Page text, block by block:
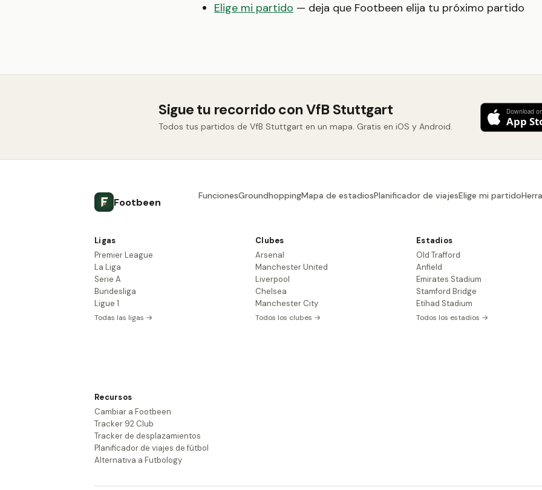
Elige mi partido — deja que Footbeen elija tu próximo partido
Sigue tu recorrido con VfB Stuttgart
Todos tus partidos de VfB Stuttgart en un mapa. Gratis en iOS y Android.
Footbeen
FuncionesGroundhoppingMapa de estadiosPlanificador de viajesElige mi partido
Ligas
Premier League
La Liga
Serie A
Bundesliga
Ligue 1
Todas las ligas →
Clubes
Arsenal
Manchester United
Liverpool
Chelsea
Manchester City
Todos los clubes →
Estadios
Old Trafford
Anfield
Emirates Stadium
Stamford Bridge
Etihad Stadium
Todos los estadios →
Recursos
Cambiar a Footbeen
Tracker 92 Club
Tracker de desplazamientos
Planificador de viajes de fútbol
Alternativa a Futbology